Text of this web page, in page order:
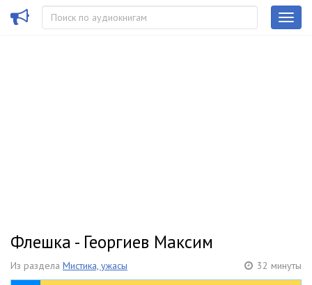
Флешка - Георгиев Максим
Из раздела Мистика, ужасы 32 минуты